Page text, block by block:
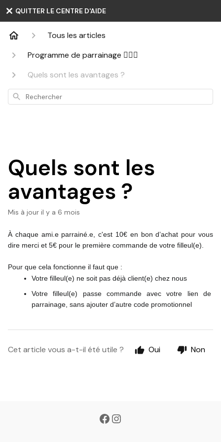
QUITTER LE CENTRE D'AIDE
Tous les articles
Programme de parrainage 👩‍❤️‍👨
Quels sont les avantages ?
Rechercher
Quels sont les
avantages ?
Mis à jour il y a 6 mois
À chaque ami.e parrainé.e, c'est 10€ en bon d’achat pour vous
dire merci et 5€ pour le première commande de votre filleul(e).
Pour que cela fonctionne il faut que :
Votre filleul(e) ne soit pas déjà client(e) chez nous
Votre filleul(e) passe commande avec votre lien de
parrainage, sans ajouter d’autre code promotionnel
Cet article vous a-t-il été utile ? Oui Non